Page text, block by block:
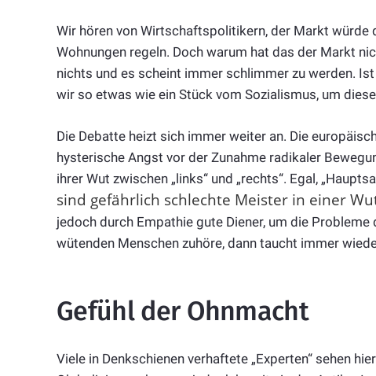
Wir hören von Wirtschaftspolitikern, der Markt
Wohnungen regeln. Doch warum hat das der Markt
nichts und es scheint immer schlimmer zu werden.
wir so etwas wie ein Stück vom Sozialismus, um
Die Debatte heizt sich immer weiter an. Die
hysterische Angst vor der Zunahme radikaler
ihrer Wut zwischen „links“ und „rechts“. Egal,
sind gefährlich schlechte Meister in einer
jedoch durch Empathie gute Diener, um die
wütenden Menschen zuhöre, dann taucht immer
Gefühl der Ohnmacht
Viele in Denkschienen verhaftete „Experten“ sehen